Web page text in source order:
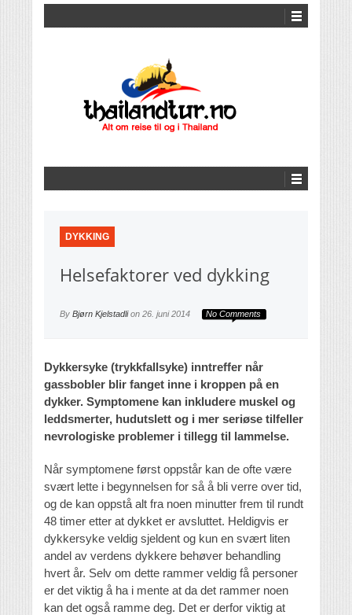
DYKKING
Helsefaktorer ved dykking
By Bjørn Kjelstadlion 26. juni 2014 No Comments
Dykkersyke (trykkfallsyke) inntreffer når
gassbobler blir fanget inne i kroppen på en
dykker. Symptomene kan inkludere muskel og
leddsmerter, hudutslett og i mer seriøse tilfeller
nevrologiske problemer i tillegg til lammelse.
Når symptomene først oppstår kan de ofte være
svært lette i begynnelsen for så å bli verre over tid,
og de kan oppstå alt fra noen minutter frem til rundt
48 timer etter at dykket er avsluttet. Heldigvis er
dykkersyke veldig sjeldent og kun en svært liten
andel av verdens dykkere behøver behandling
hvert år. Selv om dette rammer veldig få personer
er det viktig å ha i mente at da det rammer noen
kan det også ramme deg. Det er derfor viktig at